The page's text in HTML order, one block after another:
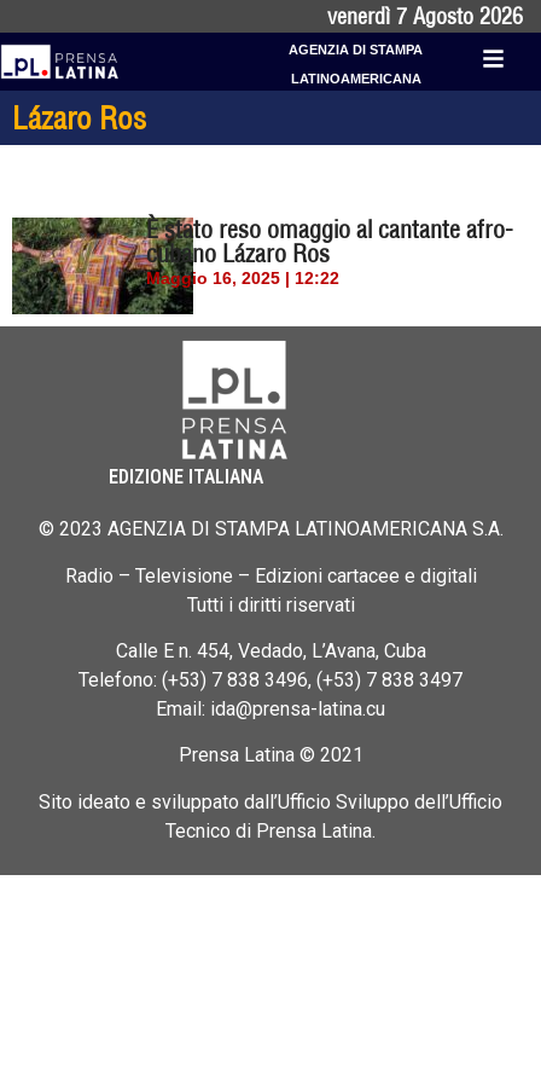
venerdì 7 Agosto 2026
AGENZIA DI STAMPA
LATINOAMERICANA
Lázaro Ros
È stato reso omaggio al cantante afro-
cubano Lázaro Ros
Maggio 16, 2025 | 12:22
EDIZIONE ITALIANA
© 2023 AGENZIA DI STAMPA LATINOAMERICANA S.A.
Radio – Televisione – Edizioni cartacee e digitali
Tutti i diritti riservati
Calle E n. 454, Vedado, L’Avana, Cuba
Telefono: (+53) 7 838 3496, (+53) 7 838 3497
Email: ida@prensa-latina.cu
Prensa Latina © 2021
Sito ideato e sviluppato dall’Ufficio Sviluppo dell’Ufficio
Tecnico di Prensa Latina.